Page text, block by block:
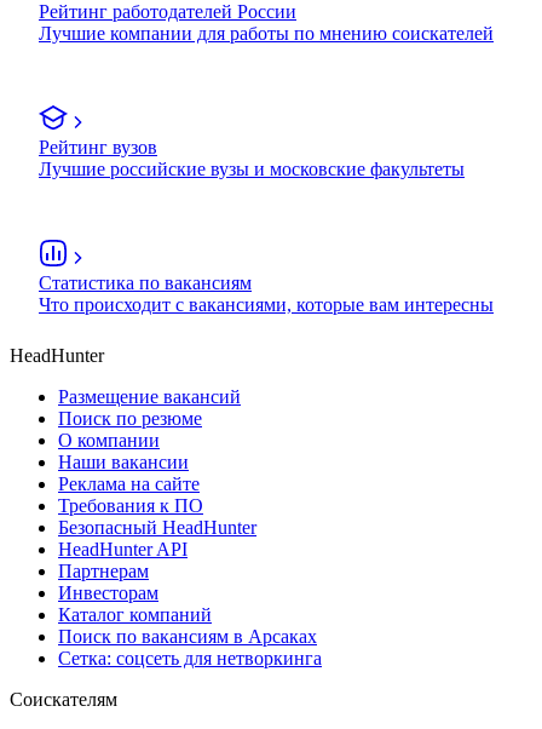
Рейтинг работодателей России
Лучшие компании для работы по мнению соискателей
Рейтинг вузов
Лучшие российские вузы и московские факультеты
Статистика по вакансиям
Что происходит с вакансиями, которые вам интересны
HeadHunter
Размещение вакансий
Поиск по резюме
О компании
Наши вакансии
Реклама на сайте
Требования к ПО
Безопасный HeadHunter
HeadHunter API
Партнерам
Инвесторам
Каталог компаний
Поиск по вакансиям в Арсаках
Сетка: соцсеть для нетворкинга
Соискателям